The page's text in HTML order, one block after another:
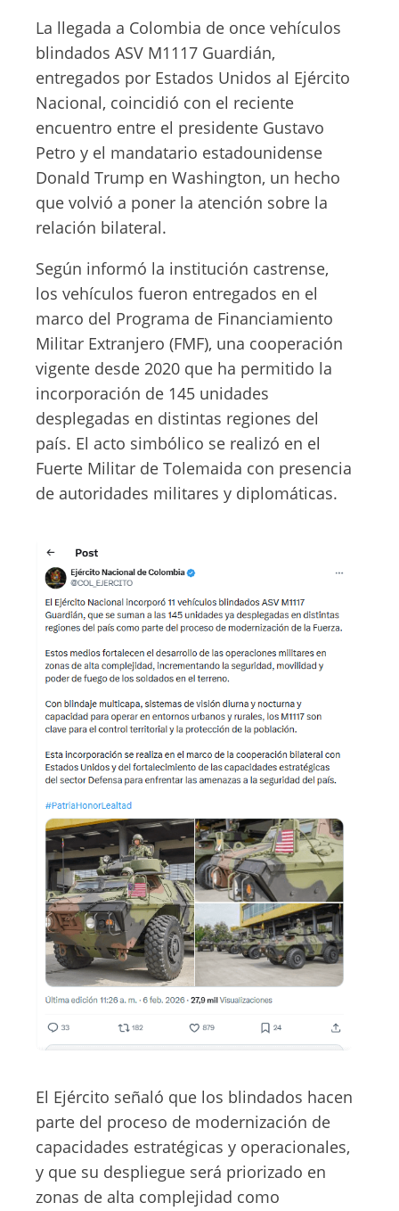
La llegada a Colombia de once vehículos
blindados ASV M1117 Guardián,
entregados por Estados Unidos al Ejército
Nacional, coincidió con el reciente
encuentro entre el presidente Gustavo
Petro y el mandatario estadounidense
Donald Trump en Washington, un hecho
que volvió a poner la atención sobre la
relación bilateral.
Según informó la institución castrense,
los vehículos fueron entregados en el
marco del Programa de Financiamiento
Militar Extranjero (FMF), una cooperación
vigente desde 2020 que ha permitido la
incorporación de 145 unidades
desplegadas en distintas regiones del
país. El acto simbólico se realizó en el
Fuerte Militar de Tolemaida con presencia
de autoridades militares y diplomáticas.
El Ejército señaló que los blindados hacen
parte del proceso de modernización de
capacidades estratégicas y operacionales,
y que su despliegue será priorizado en
zonas de alta complejidad como